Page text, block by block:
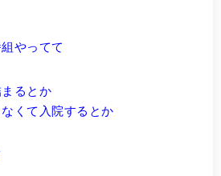
やってて
るとか
くて入院するとか